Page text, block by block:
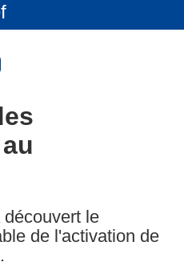
le
de l'activation de